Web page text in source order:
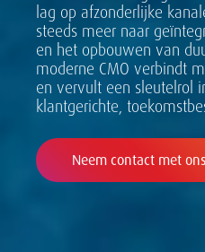
lag op afzonderlijke
steeds meer naar
en het opbouwen van
moderne CMO verbindt
en vervult een sleutelrol
klantgerichte,
Neem contact met